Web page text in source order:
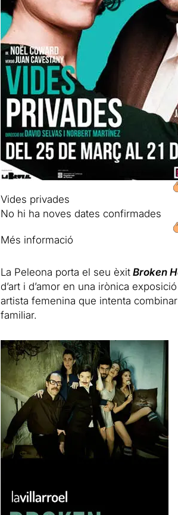
Vides privades
No hi ha noves dates confirmades
Més informació
La Peleona porta el seu èxitBroken
d’art i d’amor en una irònica
artista femenina que intenta
familiar.